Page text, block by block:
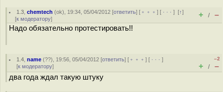
1.3 ,chemtech (ok), 19:34, 05/04/2012 [ответить] [ ﹢﹢﹢] [ · · ·][↑]
[к модератору] + / –
Надо обязательно протестировать!!
1.4 ,name (??), 19:56, 05/04/2012 [ответить] [ ﹢﹢﹢] [ · · ·]
[к модератору]
–2
+ / –
два года ждал такую штуку